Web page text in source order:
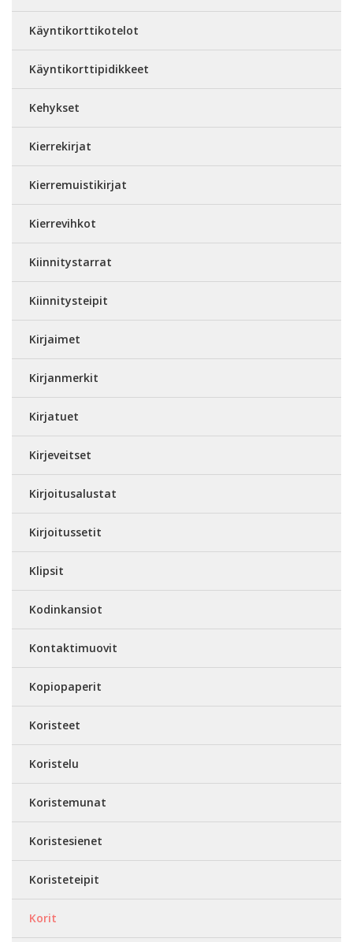
Käyntikorttikotelot
Käyntikorttipidikkeet
Kehykset
Kierrekirjat
Kierremuistikirjat
Kierrevihkot
Kiinnitystarrat
Kiinnitysteipit
Kirjaimet
Kirjanmerkit
Kirjatuet
Kirjeveitset
Kirjoitusalustat
Kirjoitussetit
Klipsit
Kodinkansiot
Kontaktimuovit
Kopiopaperit
Koristeet
Koristelu
Koristemunat
Koristesienet
Koristeteipit
Korit